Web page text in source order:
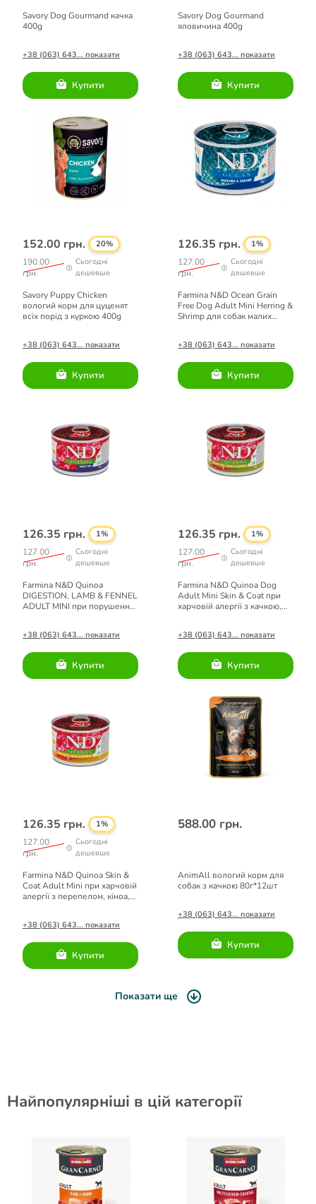
Savory Dog Gourmand качка
400g
+38 (063) 643... показати
Купити
Savory Dog Gourmand
яловичина 400g
+38 (063) 643... показати
Купити
152.00 грн. 20%
190.00
грн.
Сьогодні
дешевше
Savory Puppy Chicken
вологий корм для цуценят
всіх порід з куркою 400g
+38 (063) 643... показати
Купити
126.35 грн. 1%
127.00
грн.
Сьогодні
дешевше
Farmina N&D Ocean Grain
Free Dog Adult Mini Herring &
Shrimp для собак малих
+38 (063) 643... показати
Купити
126.35 грн. 1%
127.00
грн.
Сьогодні
дешевше
Farmina N&D Quinoa
DIGESTION, LAMB & FENNEL
ADULT MINI при порушеннях
+38 (063) 643... показати
Купити
126.35 грн. 1%
127.00
грн.
Сьогодні
дешевше
Farmina N&D Quinoa Dog
Adult Mini Skin & Coat при
харчовій алергії з качкою,
+38 (063) 643... показати
Купити
126.35 грн. 1%
127.00
грн.
Сьогодні
дешевше
Farmina N&D Quinoa Skin &
Coat Adult Mini при харчовій
алергії з перепелом, кіноа,
+38 (063) 643... показати
Купити
588.00 грн.
AnimAll вологий корм для
собак з качкою 80г*12шт
+38 (063) 643... показати
Купити
Показати ще
Найпопулярніші в цій категорії